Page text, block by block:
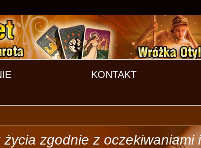
KONTAKT
życia zgodnie z oczekiwaniami